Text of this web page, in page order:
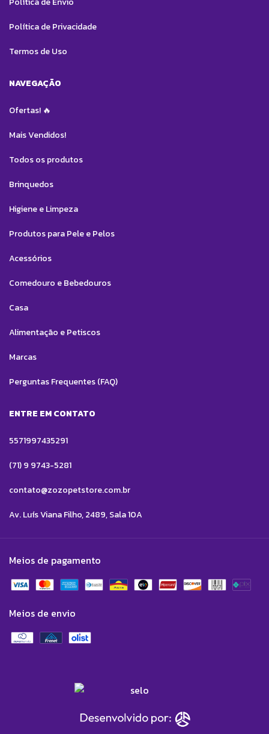
Política de Privacidade
Termos de Uso
NAVEGAÇÃO
Ofertas! 🔥
Mais Vendidos!
Todos os produtos
Brinquedos
Higiene e Limpeza
Produtos para Pele e Pelos
Acessórios
Comedouro e Bebedouros
Casa
Alimentação e Petiscos
Marcas
Perguntas Frequentes (FAQ)
ENTRE EM CONTATO
5571997435291
(71) 9 9743-5281
contato@zozopetstore.com.br
Av. Luís Viana Filho, 2489, Sala 10A
Meios de pagamento
Meios de envio